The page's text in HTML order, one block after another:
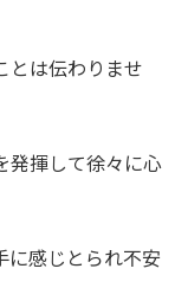
とは伝わりませ
発揮して徐々に心
に感じとられ不安